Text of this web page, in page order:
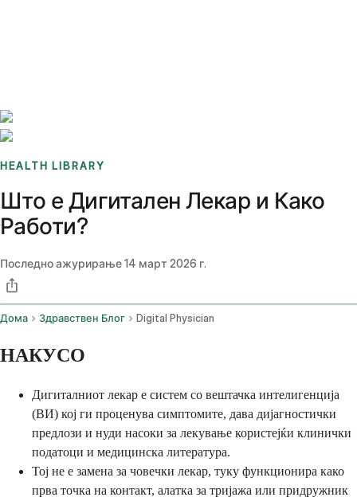
HEALTH LIBRARY
Што е Дигитален Лекар и Како
Работи?
Последно ажурирање14 март 2026 г.
Дома Здравствен Блог Digital Physician
НАКУСО
Дигиталниот лекар е систем со вештачка интелигенција
(ВИ) кој ги проценува симптомите, дава дијагностички
предлози и нуди насоки за лекување користејќи клинички
податоци и медицинска литература.
Тој не е замена за човечки лекар, туку функционира како
прва точка на контакт, алатка за тријажа или придружник